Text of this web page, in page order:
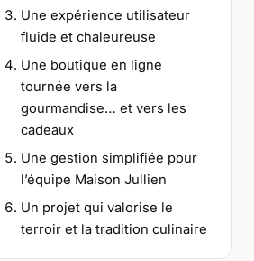
Une expérience utilisateur
fluide et chaleureuse
Une boutique en ligne
tournée vers la
gourmandise… et vers les
cadeaux
Une gestion simplifiée pour
l’équipe Maison Jullien
Un projet qui valorise le
terroir et la tradition culinaire